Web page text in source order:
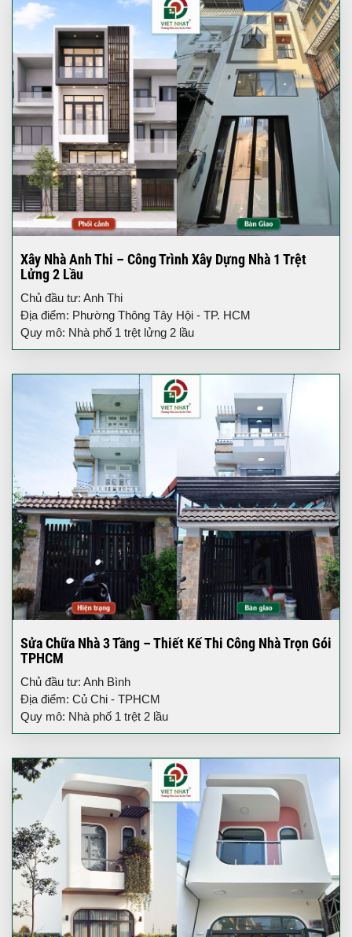
Xây Nhà Anh Thi – Công Trình Xây Dựng Nhà 1 Trệt
Lửng 2 Lầu
Chủ đầu tư: Anh Thi
Địa điểm: Phường Thông Tây Hội - TP. HCM
Quy mô: Nhà phố 1 trệt lửng 2 lầu
Sửa Chữa Nhà 3 Tầng – Thiết Kế Thi Công Nhà Trọn Gói
TPHCM
Chủ đầu tư: Anh Bình
Địa điểm: Củ Chi - TPHCM
Quy mô: Nhà phố 1 trệt 2 lầu